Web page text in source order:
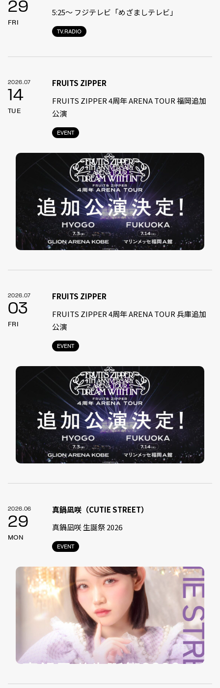
29
FRI
TV.RADIO
5:25〜 フジテレビ「めざましテレビ」
2026.07
14
TUE
EVENT
FRUITS ZIPPER
FRUITS ZIPPER 4周年 ARENA TOUR 福岡追加
公演
2026.07
03
FRI
EVENT
FRUITS ZIPPER
FRUITS ZIPPER 4周年 ARENA TOUR 兵庫追加
公演
2026.06
29
MON
EVENT
真鍋凪咲（CUTIE STREET）
真鍋凪咲 生誕祭 2026